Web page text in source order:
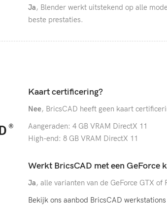
Ja, Blender werkt uitstekend op alle
beste prestaties.
Kaart certificering?
Nee, BricsCAD heeft geen kaart
Aangeraden: 4 GB VRAM DirectX 11
High-end: 8 GB VRAM DirectX 11
Werkt BricsCAD met een GeForce
Ja, alle varianten van de GeForce GTX
Bekijk ons aanbod BricsCAD werkstations